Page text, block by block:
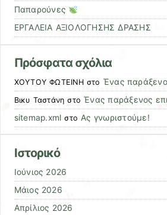
Παπαρούνες
ΕΡΓΑΛΕΙΑ ΑΞΙΟΛΟΓΗΣΗΣ ΔΡΑΣΗΣ
Πρόσφατα σχόλια
ΧΟΥΤΟΥ ΦΩΤΕΙΝΗστο Ένας
Βικυ Ταστάνη στοΈνας παράξενος
sitemap.xml στο Ας γνωριστούμε!
Ιστορικό
Ιούνιος 2026
Μάιος 2026
Απρίλιος 2026